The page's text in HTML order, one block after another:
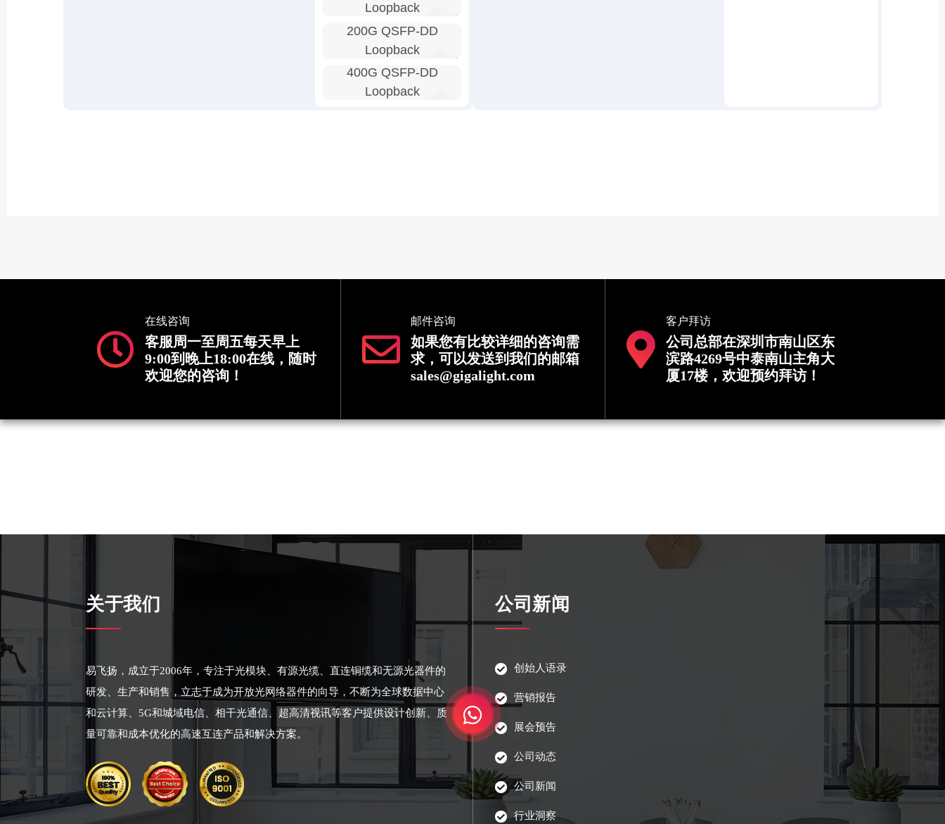
Loopback
200G QSFP-DD
Loopback
400G QSFP-DD
Loopback
在线咨询
客服周一至周五每天早上
9:00到晚上18:00在线，随时
欢迎您的咨询！
邮件咨询
如果您有比较详细的咨询需
求，可以发送到我们的邮箱
sales@gigalight.com
客户拜访
公司总部在深圳市南山区东
滨路4269号中泰南山主角大
厦17楼，欢迎预约拜访！
关于我们
易飞扬，成立于2006年，专注于光模块、有源光缆、直连铜缆和无源光器件的
研发、生产和销售，立志于成为开放光网络器件的向导，不断为全球数据中心
和云计算、5G和城域电信、相干光通信、超高清视讯等客户提供设计创新、质
量可靠和成本优化的高速互连产品和解决方案。
公司新闻
创始人语录
营销报告
展会预告
公司动态
公司新闻
行业洞察